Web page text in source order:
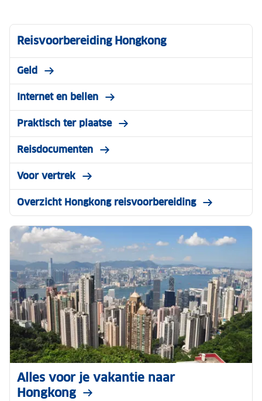
Reisvoorbereiding Hongkong
Geld
Internet en bellen
Praktisch ter plaatse
Reisdocumenten
Voor vertrek
Overzicht Hongkong reisvoorbereiding
Alles voor je vakantie naar
Hongkong